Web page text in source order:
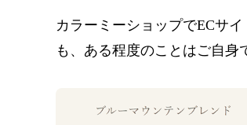
カラーミーショップでECサ
も、ある程度のことはご自身